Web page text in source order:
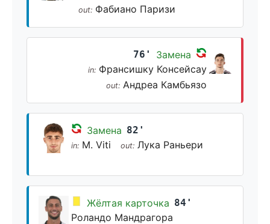
out: Фабиано Паризи
76' Замена
in: Франсишку Консейсау
out: Андреа Камбьязо
Замена 82'
in: M. Viti out: Лука Раньери
Жёлтая карточка 84'
Роландо Мандрагора